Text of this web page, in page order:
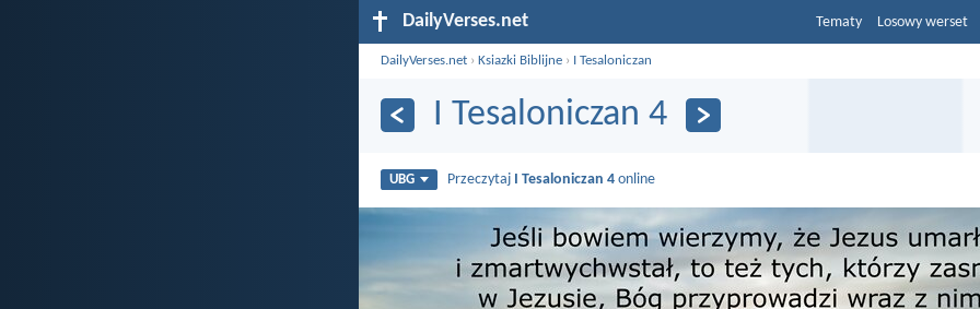
DailyVerses.net Tematy Losowy werset
DailyVerses.net ›Ksiazki Biblijne › I Tesaloniczan
I Tesaloniczan 4
UBG Przeczytaj I Tesaloniczan 4 online